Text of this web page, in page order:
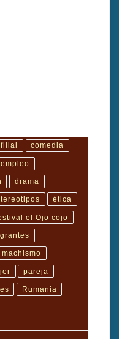
comedia
drama
ética
el Ojo cojo
machismo
pareja
Rumania